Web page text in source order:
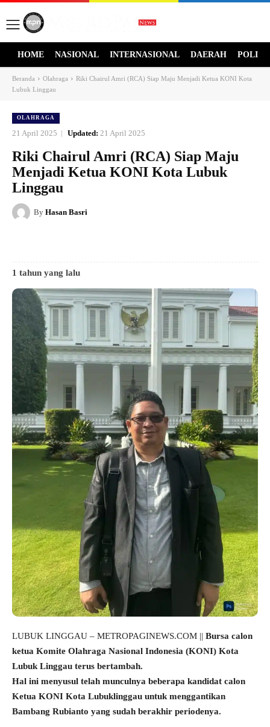
HOME NASIONAL INTERNASIONAL DAERAH
Beranda Olahraga
Riki Chairul Amri (RCA) Siap Maju Menjadi Ketua KONI Kota
Lubuk Linggau
OLAHRAGA
21 April 2025 Updated: 21 April 2025
Riki Chairul Amri (RCA) Siap Maju
Menjadi Ketua KONI Kota Lubuk
Linggau
By Hasan Basri
1 tahun yang lalu
LUBUK LINGGAU – METROPAGINEWS.COM || Bursa calon
ketua Komite Olahraga Nasional Indonesia (KONI) Kota
Lubuk Linggau terus bertambah.
Hal ini menyusul telah munculnya beberapa kandidat calon
Ketua KONI Kota Lubuklinggau untuk menggantikan
Bambang Rubianto yang sudah berakhir periodenya.